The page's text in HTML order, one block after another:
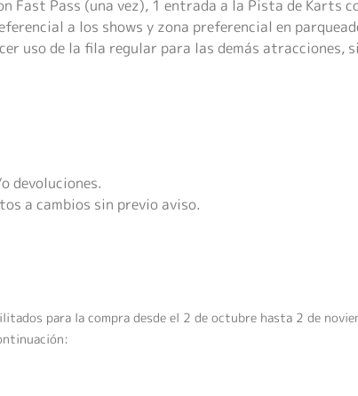
Fast Pass (una vez), 1 entrada a la Pista de Karts
a los shows y zona preferencial en
uso de la fila regular para las demás
devoluciones.
a cambios sin previo aviso.
para la compra desde el 2 de octubre hasta 2 de